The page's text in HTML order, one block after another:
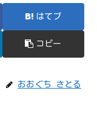
はてブ
コピー
おおぐち さとる